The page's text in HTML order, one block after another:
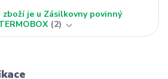
zboží je u Zásilkovny povinný
2